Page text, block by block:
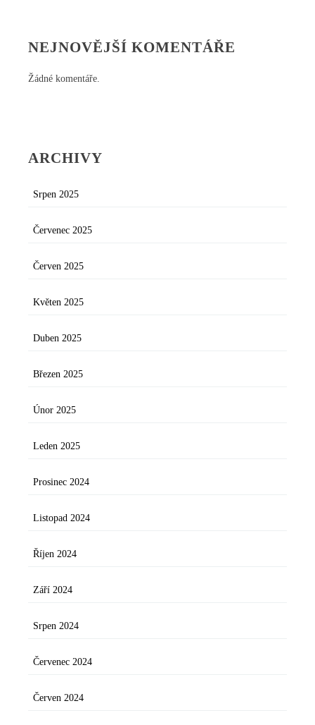
NEJNOVĚJŠÍ KOMENTÁŘE
Žádné komentáře.
ARCHIVY
Srpen 2025
Červenec 2025
Červen 2025
Květen 2025
Duben 2025
Březen 2025
Únor 2025
Leden 2025
Prosinec 2024
Listopad 2024
Říjen 2024
Září 2024
Srpen 2024
Červenec 2024
Červen 2024